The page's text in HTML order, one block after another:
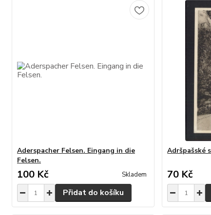
Aderspacher Felsen. Eingang in die
Felsen.
100 Kč Skladem
Přidat do košíku
Adršpašské
70 Kč